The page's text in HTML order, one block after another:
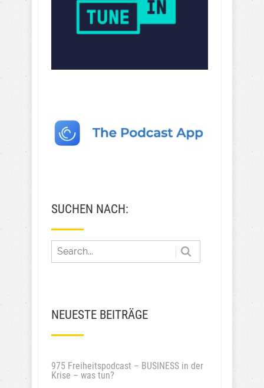
SUCHEN NACH:
NEUESTE BEITRÄGE
975 Freiheitspodcast – BUSINESS in der
Krise – was tun?